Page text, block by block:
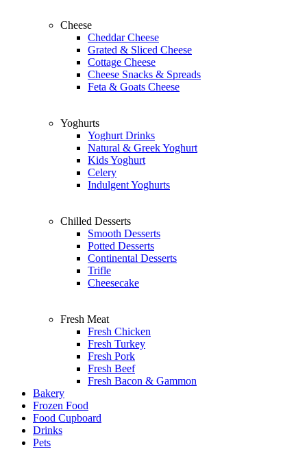
Cheese
Cheddar Cheese
Grated & Sliced Cheese
Cottage Cheese
Cheese Snacks & Spreads
Feta & Goats Cheese
Yoghurts
Yoghurt Drinks
Natural & Greek Yoghurt
Kids Yoghurt
Celery
Indulgent Yoghurts
Chilled Desserts
Smooth Desserts
Potted Desserts
Continental Desserts
Trifle
Cheesecake
Fresh Meat
Fresh Chicken
Fresh Turkey
Fresh Pork
Fresh Beef
Fresh Bacon & Gammon
Bakery
Frozen Food
Food Cupboard
Drinks
Pets